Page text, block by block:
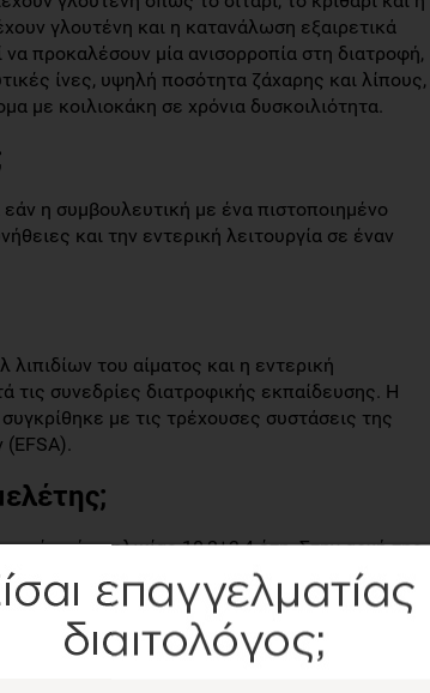
γλουτένη και η κατανάλωση εξαιρετικά
προκαλέσουν μία ανισορροπία στη διατροφή,
ίνες, υψηλή ποσότητα ζάχαρης και λίπους,
με κοιλιοκάκη σε χρόνια δυσκοιλιότητα.
η συμβουλευτική με ένα πιστοποιημένο
και την εντερική λειτουργία σε έναν
του αίματος και η εντερική
τις συνεδρίες διατροφικής εκπαίδευσης. Η
με τις τρέχουσες συστάσεις της
μέσο όρο ηλικίας 10,2±3,4 έτη. Στην αρχή της
ως προς τα μακροθρεπτικά συστατικά.
των παιδιών με τις διαιτητικές
τις ανάγκες σε πρόσληψη λιπαρών
και 49% πληρούσαν τις ανάγκες σε
με κοιλιοκάκη μείωσαν την κατανάλωση